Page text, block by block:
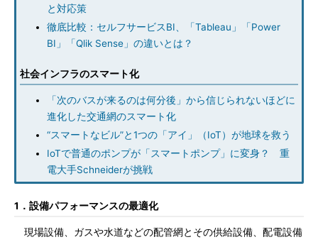
と対応策
徹底比較：セルフサービスBI、「Tableau」「Power
BI」「Qlik Sense」の違いとは？
社会インフラのスマート化
「次のバスが来るのは何分後」から信じられないほどに
進化した交通網のスマート化
“スマートなビル”と1つの「アイ」（IoT）が地球を救う
IoTで普通のポンプが「スマートポンプ」に変身？ 重
電大手Schneiderが挑戦
1．設備パフォーマンスの最適化
現場設備、ガスや水道などの配管網とその供給設備、配電設備